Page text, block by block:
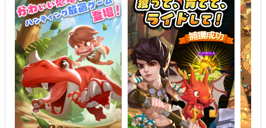
■装備を手に入れろ
難しい設定が分からない？このゲームならボタン一つで最適最強装
備を付けられます！
■戦いの神 蛮族の戦い
戦争の山、ドラゴンの塔、様々なコンテンツで常に全力で挑もう！
■ギルドバトル
大丈夫、家族で集まれば巨大なレイド恐竜だって怖くない！家族で
団結して戦おう！